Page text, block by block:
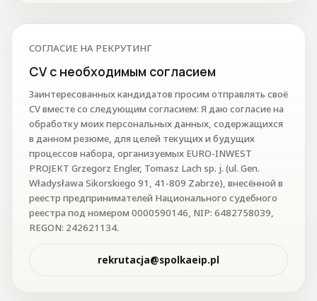
СОГЛАСИЕ НА РЕКРУТИНГ
CV с необходимым согласием
Заинтересованных кандидатов просим отправлять своё
CV вместе со следующим согласием: Я даю согласие на
обработку моих персональных данных, содержащихся
в данном резюме, для целей текущих и будущих
процессов набора, организуемых EURO-INWEST
PROJEKT Grzegorz Engler, Tomasz Lach sp. j. (ul. Gen.
Władysława Sikorskiego 91, 41-809 Zabrze), внесённой в
реестр предпринимателей Национального судебного
реестра под номером 0000590146, NIP: 6482758039,
REGON: 242621134.
rekrutacja@spolkaeip.pl